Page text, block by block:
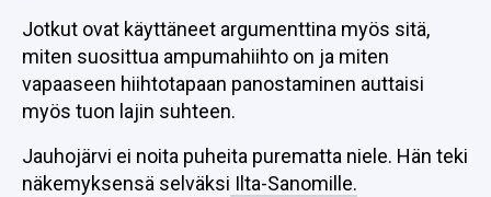
Jotkut ovat käyttäneet argumenttina myös sitä,
miten suosittua ampumahiihto on ja miten
vapaaseen hiihtotapaan panostaminen auttaisi
myös tuon lajin suhteen.
Jauhojärvi ei noita puheita purematta niele. Hän teki
näkemyksensä selväksi Ilta-Sanomille.